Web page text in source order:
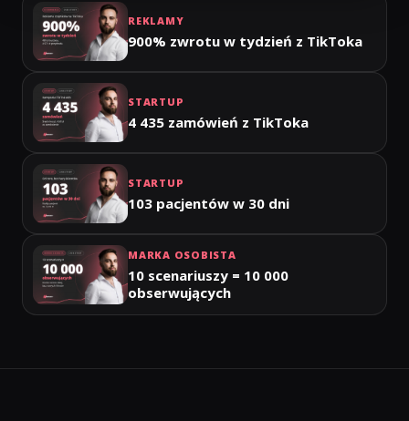
REKLAMY
900% zwrotu w tydzień z TikToka
STARTUP
4 435 zamówień z TikToka
STARTUP
103 pacjentów w 30 dni
MARKA OSOBISTA
10 scenariuszy = 10 000
obserwujących